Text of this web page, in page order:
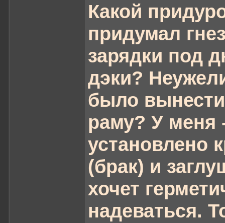
Какой
придумал
зарядки под
дэки?
было
раму? У меня
установлено
(брак) и
хочет
надеваться.